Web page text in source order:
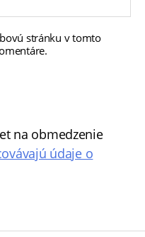
stránku v tomto
na obmedzenie
údaje o